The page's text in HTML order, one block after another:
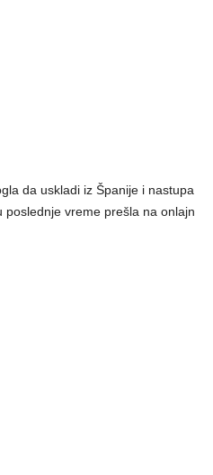
da uskladi iz Španije i nastupa
poslednje vreme prešla na onlajn